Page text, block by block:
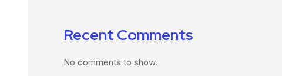
Recent Comments
No comments to show.